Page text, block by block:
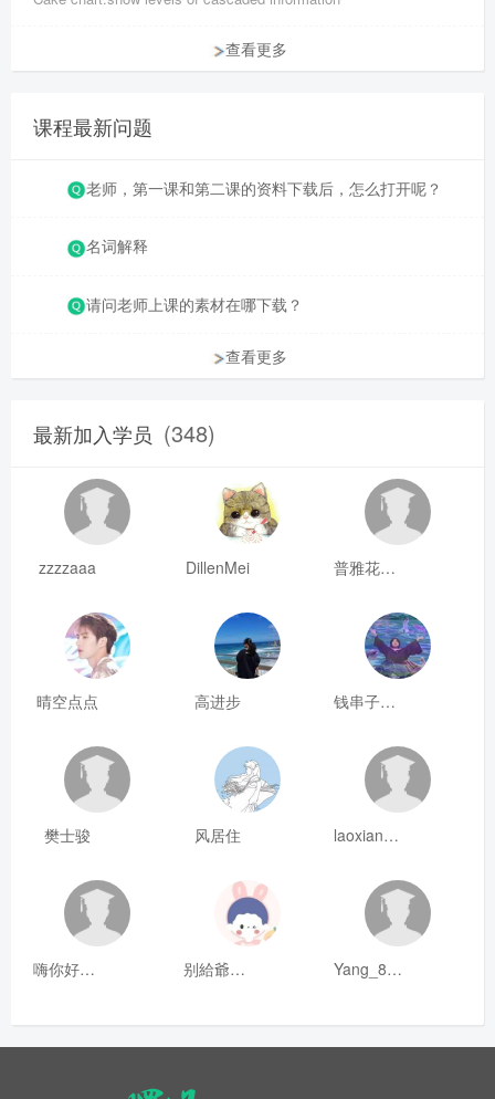
查看更多
课程最新问题
老师，第一课和第二课的资料下载后，怎么打开呢？
名词解释
请问老师上课的素材在哪下载？
查看更多
最新加入学员 (348)
zzzzaaa DillenMei 普雅花qya
晴空点点 高进步 钱串子123
樊士骏 风居住 laoxianrou
嗨你好8mm 别給爺装纯 Yang_811